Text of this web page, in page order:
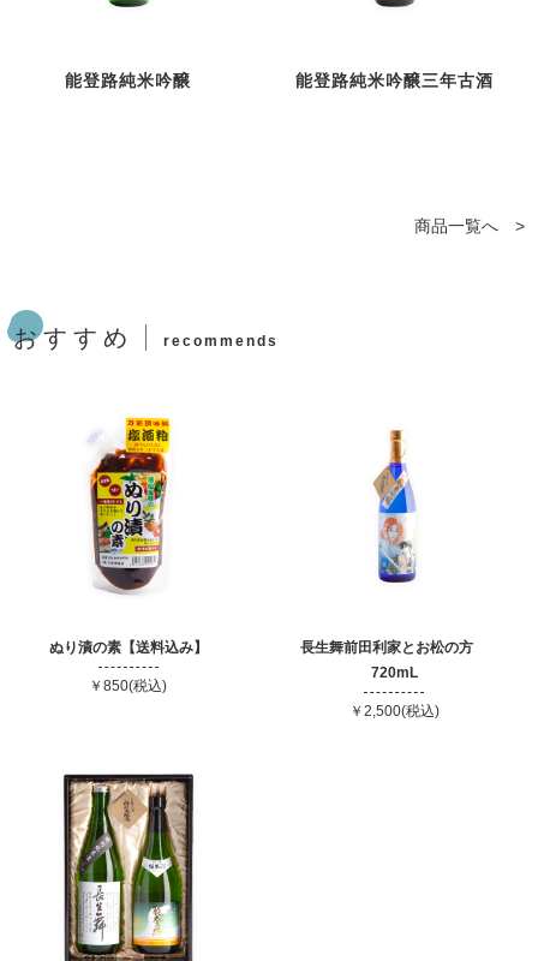
能登路純米吟醸 能登路純米吟醸三年古酒
商品一覧へ >
おすすめ recommends
ぬり漬の素【送料込み】
￥850(税込)
長生舞前田利家とお松の方
720mL
￥2,500(税込)